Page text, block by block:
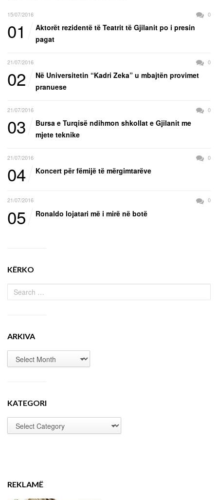
15/07/2016 0
01
Aktorët rezidentë të Teatrit të Gjilanit po i presin
pagat
21/07/2016 0
02
Në Universitetin “Kadri Zeka” u mbajtën provimet
pranuese
21/07/2016 0
03
Bursa e Turqisë ndihmon shkollat e Gjilanit me
mjete teknike
21/07/2016 0
04 Koncert për fëmijë të mërgimtarëve
21/07/2016 0
05 Ronaldo lojatari më i mirë në botë
KËRKO
ARKIVA
KATEGORI
REKLAMË